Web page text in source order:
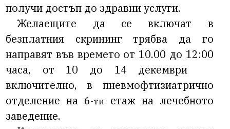
получи достъп до здравни услуги.
Желаещите да се включат в
безплатния скрининг трябва да го
направят във времето от 10.00 до 12:00
часа, от 10 до 14 декември
включително, в пневмофтизиатрично
отделение на 6-тиетажна лечебното
заведение.